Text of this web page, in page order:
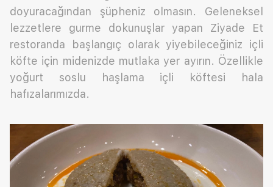
doyuracağından şüpheniz olmasın. Geleneksel
lezzetlere gurme dokunuşlar yapan Ziyade Et
restoranda başlangıç olarak yiyebileceğiniz içli
köfte için midenizde mutlaka yer ayırın. Özellikle
yoğurt soslu haşlama içli köftesi hala
hafızalarımızda.